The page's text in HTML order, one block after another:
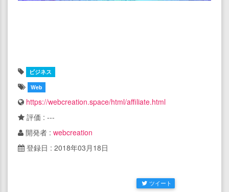
ビジネス
Web
https://webcreation.space/html/affiliate.html
評価 : ---
開発者 : webcreation
登録日 : 2018年03月18日
ツイート